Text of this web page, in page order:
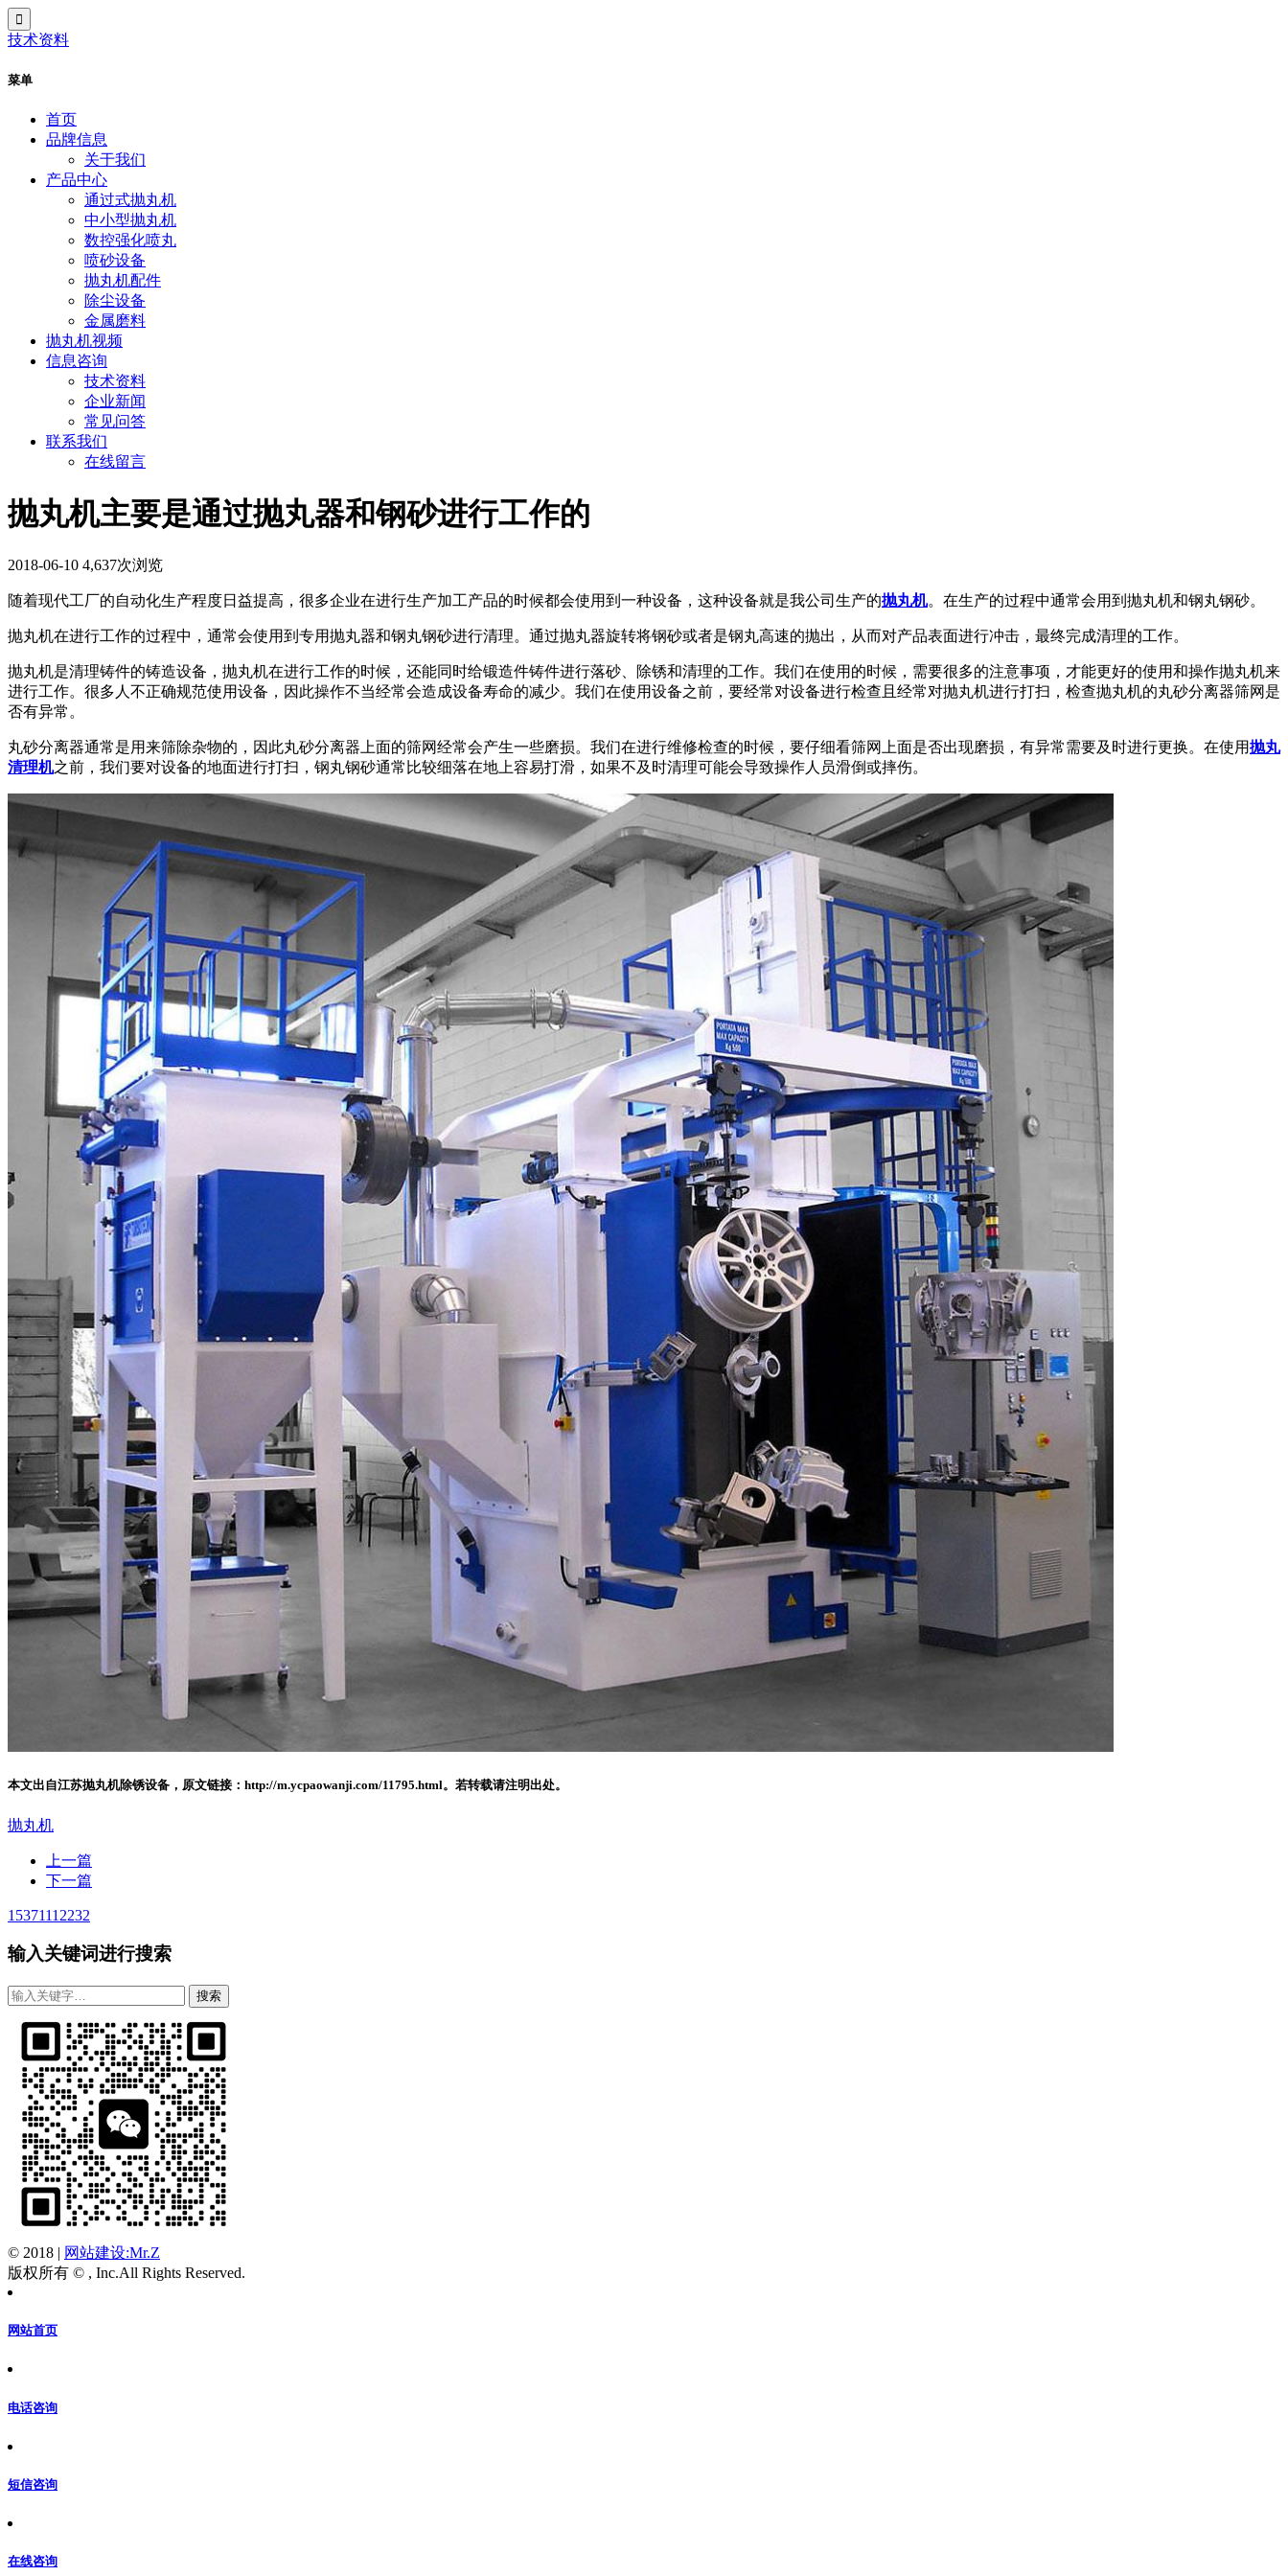
技术资料
菜单
首页
品牌信息
关于我们
产品中心
通过式抛丸机
中小型抛丸机
数控强化喷丸
喷砂设备
抛丸机配件
除尘设备
金属磨料
抛丸机视频
信息咨询
技术资料
企业新闻
常见问答
联系我们
在线留言
抛丸机主要是通过抛丸器和钢砂进行工作的
2018-06-10 4,637次浏览
随着现代工厂的自动化生产程度日益提高，很多企业在进行生产加工产品的时候都会使用到一种设备，这种设备就是我公司生产的抛丸机。在生产的过程中通常会用到抛丸机和钢丸钢砂。
抛丸机在进行工作的过程中，通常会使用到专用抛丸器和钢丸钢砂进行清理。通过抛丸器旋转将钢砂或者是钢丸高速的抛出，从而对产品表面进行冲击，最终完成清理的工作。
抛丸机是清理铸件的铸造设备，抛丸机在进行工作的时候，还能同时给锻造件铸件进行落砂、除锈和清理的工作。我们在使用的时候，需要很多的注意事项，才能更好的使用和操作抛丸机来
进行工作。很多人不正确规范使用设备，因此操作不当经常会造成设备寿命的减少。我们在使用设备之前，要经常对设备进行检查且经常对抛丸机进行打扫，检查抛丸机的丸砂分离器筛网是
否有异常。
丸砂分离器通常是用来筛除杂物的，因此丸砂分离器上面的筛网经常会产生一些磨损。我们在进行维修检查的时候，要仔细看筛网上面是否出现磨损，有异常需要及时进行更换。在使用抛丸
清理机之前，我们要对设备的地面进行打扫，钢丸钢砂通常比较细落在地上容易打滑，如果不及时清理可能会导致操作人员滑倒或摔伤。
本文出自江苏抛丸机除锈设备，原文链接：http://m.ycpaowanji.com/11795.html。若转载请注明出处。
抛丸机
上一篇
下一篇
15371112232
输入关键词进行搜索
© 2018 | 网站建设:Mr.Z
版权所有 © , Inc.All Rights Reserved.
网站首页
电话咨询
短信咨询
在线咨询